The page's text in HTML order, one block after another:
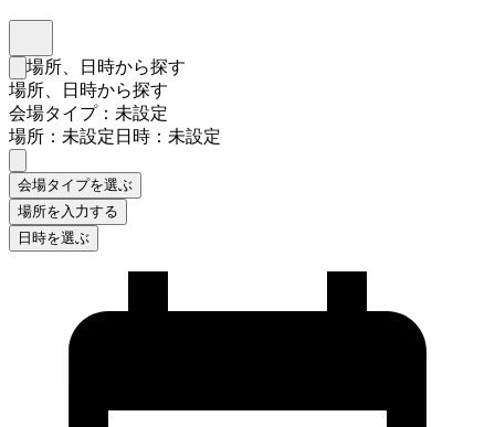
検索フォームを閉じる
場所、日時から探す
場所、日時から探す
会場タイプ：未設定
場所：未設定日時：未設定
会場タイプを選ぶ
場所を入力する
日時を選ぶ